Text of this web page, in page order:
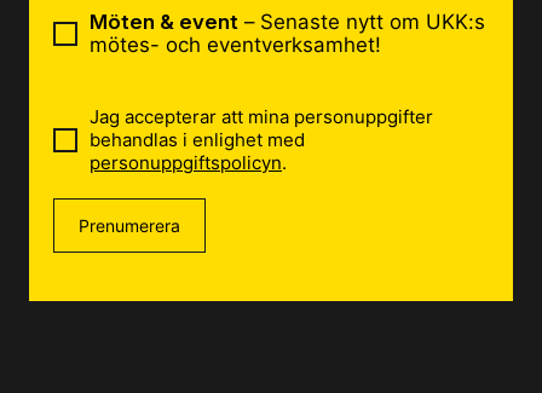
Möten & event – Senaste nytt om UKK:s
mötes- och eventverksamhet!
Jag accepterar att mina personuppgifter
behandlas i enlighet med
personuppgiftspolicyn.
Prenumerera